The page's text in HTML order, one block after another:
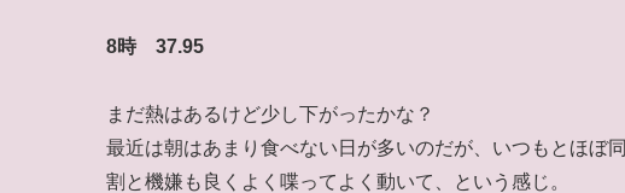
8時 37.95
まだ熱はあるけど少し下がったかな？
最近は朝はあまり食べない日が多いのだが、いつもとほぼ
割と機嫌も良くよく喋ってよく動いて、という感じ。